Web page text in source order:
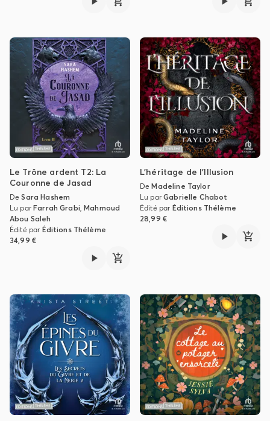
Le Trône ardent T2: La
Couronne de Jasad
DeSara Hashem
Lu parFarrah Grabi ,Mahmoud
Abou Saleh
Édité par Éditions Thélème
34,99 €
L'héritage de l'Illusion
DeMadeline Taylor
Lu parGabrielle Chabot
Édité par Éditions Thélème
28,99 €